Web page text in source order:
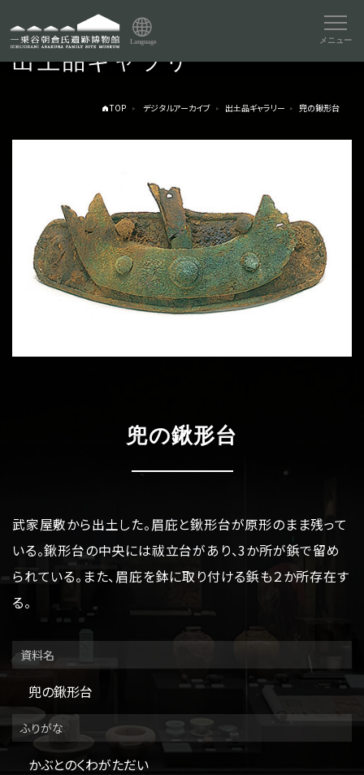
メニュー
Language
トップページ Index
遺跡のご紹介
各種申請 Applications
トピックス Topics
イベント
その他のご案内
出土品ギャラリー
TOP デジタルアーカイブ 出土品ギャラリー 兜の鍬形台
兜の鍬形台
武家屋敷から出土した。眉庇と鍬形台が原形のまま残って
いる。鍬形台の中央には祓立台があり、3か所が鋲で留め
られている。また、眉庇を鉢に取り付ける鋲も２か所存在す
る。
資料名
兜の鍬形台
ふりがな
かぶとのくわがただい